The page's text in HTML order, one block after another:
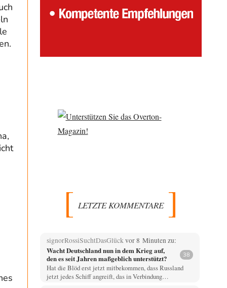
LETZTE KOMMENTARE
signorRossiSuchtDasGlückvor 8 Minuten zu:
Wacht Deutschland nun in dem Krieg auf,
den es seit Jahren maßgeblich unterstützt?
38
Hat die Blöd erst jetzt mitbekommen, dass Russland
jetzt jedes Schiff angreift, das in Verbindung…